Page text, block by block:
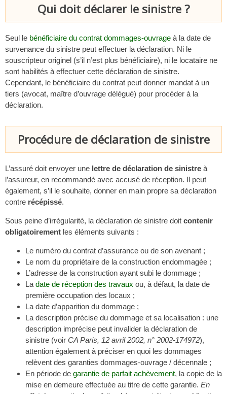
Qui doit déclarer le sinistre ?
Seul le bénéficiaire du contrat dommages-ouvrage à la date de
survenance du sinistre peut effectuer la déclaration. Ni le
souscripteur originel (s’il n’est plus bénéficiaire), ni le locataire ne
sont habilités à effectuer cette déclaration de sinistre.
Cependant, le bénéficiaire du contrat peut donner mandat à un
tiers (avocat, maître d’ouvrage délégué) pour procéder à la
déclaration.
Procédure de déclaration de sinistre
L’assuré doit envoyer une lettre de déclaration de sinistre à
l’assureur, en recommandé avec accusé de réception. Il peut
également, s’il le souhaite, donner en main propre sa déclaration
contre récépissé.
Sous peine d’irrégularité, la déclaration de sinistre doit contenir
obligatoirement les éléments suivants :
Le numéro du contrat d’assurance ou de son avenant ;
Le nom du propriétaire de la construction endommagée ;
L’adresse de la construction ayant subi le dommage ;
La date de réception des travaux ou, à défaut, la date de
première occupation des locaux ;
La date d’apparition du dommage ;
La description précise du dommage et sa localisation : une
description imprécise peut invalider la déclaration de
sinistre (voir CA Paris, 12 avril 2002, n° 2002-174972),
attention également à préciser en quoi les dommages
relèvent des garanties dommages-ouvrage / décennale ;
En période de garantie de parfait achèvement, la copie de la
mise en demeure effectuée au titre de cette garantie. En